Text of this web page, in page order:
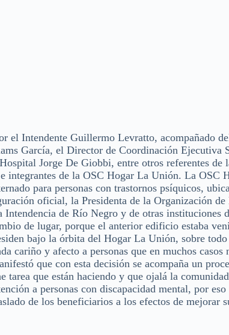
el Intendente Guillermo Levratto, acompañado
García, el Director de Coordinación Ejecutiva
Jorge De Giobbi, entre otros referentes de
integrantes de la OSC Hogar La Unión. La OSC
para personas con trastornos psíquicos,
oficial, la Presidenta de la Organización de
de Río Negro y de otras instituciones
de lugar, porque el anterior edificio estaba
bajo la órbita del Hogar La Unión, sobre
cariño y afecto a personas que en muchos casos
que con esta decisión se acompaña un
tarea que están haciendo y que ojalá la comunidad
a personas con discapacidad mental, por eso
de los beneficiarios a los efectos de mejorar